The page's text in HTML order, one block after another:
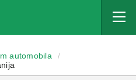
automobila
/